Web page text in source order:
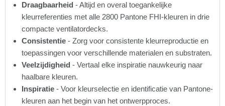
Draagbaarheid - Altijd en overal toegankelijke
kleurreferenties met alle 2800 Pantone FHI-kleuren in drie
compacte ventilatordecks.
Consistentie - Zorg voor consistente kleurreproductie en
toepassingen voor verschillende materialen en substraten.
Veelzijdigheid - Vertaal elke inspiratie nauwkeurig naar
haalbare kleuren.
Inspiratie - Voor kleurselectie en identificatie van Pantone-
kleuren aan het begin van het ontwerpproces.